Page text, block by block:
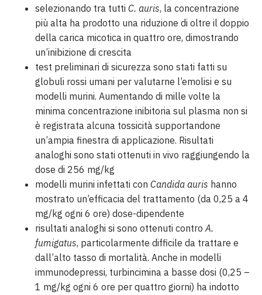
selezionando tra tutti C. auris, la concentrazione
più alta ha prodotto una riduzione di oltre il doppio
della carica micotica in quattro ore, dimostrando
un’inibizione di crescita
test preliminari di sicurezza sono stati fatti su
globuli rossi umani per valutarne l’emolisi e su
modelli murini. Aumentando di mille volte la
minima concentrazione inibitoria sul plasma non si
è registrata alcuna tossicità supportandone
un’ampia finestra di applicazione. Risultati
analoghi sono stati ottenuti in vivo raggiungendo la
dose di 256 mg/kg
modelli murini infettati con Candida auris hanno
mostrato un’efficacia del trattamento (da 0,25 a 4
mg/kg ogni 6 ore) dose-dipendente
risultati analoghi si sono ottenuti controA.
fumigatus, particolarmente difficile da trattare e
dall’alto tasso di mortalità. Anche in modelli
immunodepressi, turbincimina a basse dosi (0,25 –
1 mg/kg ogni 6 ore per quattro giorni) ha indotto